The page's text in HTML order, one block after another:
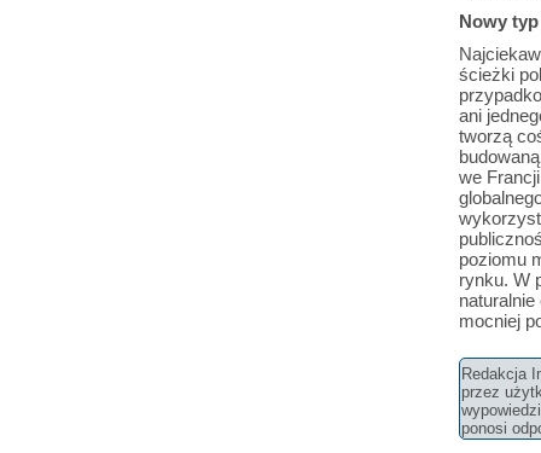
Nowy
ścieżki
ani
tworzą
we
poziomu
rynku. W
mocniej
Redakcja
przez
ponosi